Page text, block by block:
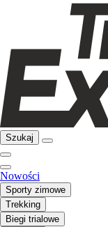
Szukaj
Nowości
Sporty zimowe
Trekking
Biegi trialowe